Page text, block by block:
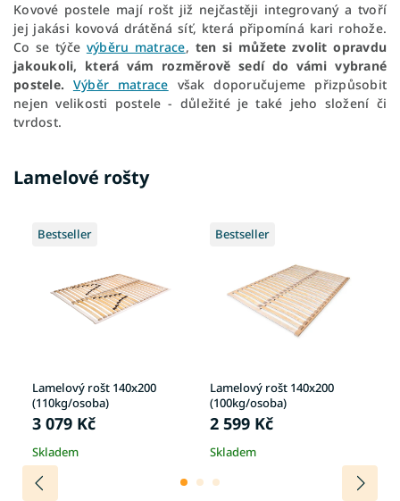
Kovové postele mají rošt již nejčastěji integrovaný a tvoří
jej jakási kovová drátěná síť, která připomíná kari rohože.
Co se týče výběru matrace, ten si můžete zvolit opravdu
jakoukoli, která vám rozměrově sedí do vámi vybrané
postele. Výběr matrace však doporučujeme přizpůsobit
nejen velikosti postele - důležité je také jeho složení či
tvrdost.
Lamelové rošty
Bestseller
Lamelový rošt 140x200
(110kg/osoba)
3 079 Kč
Skladem
Bestseller
Lamelový rošt 140x200
(100kg/osoba)
2 599 Kč
Skladem